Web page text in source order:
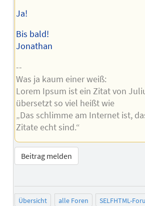
Ja!
Bis bald!
Jonathan
--
Was ja kaum einer weiß:
Lorem Ipsum ist ein Zitat von
übersetzt so viel heißt wie
„Das schlimme am Internet ist,
Zitate echt sind.“
Beitrag melden
Übersicht alle Foren SELFHTML-